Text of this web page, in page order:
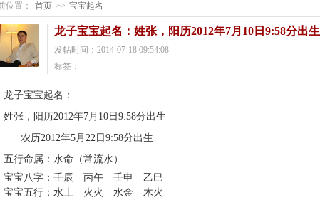
位置： 首页 >> 宝宝起名
龙子宝宝起名：姓张，阳历2012年7月10日9:58分出生
发帖时间：2014-07-18 09:54:08
标签：
龙子宝宝起名：
姓张，阳历2012年7月10日9:58分出生
农历2012年5月22日9:58分出生
五行命属：水命（常流水）
宝宝八字：壬辰 丙午 壬申 乙巳
宝宝五行：水土 火火 水金 木火